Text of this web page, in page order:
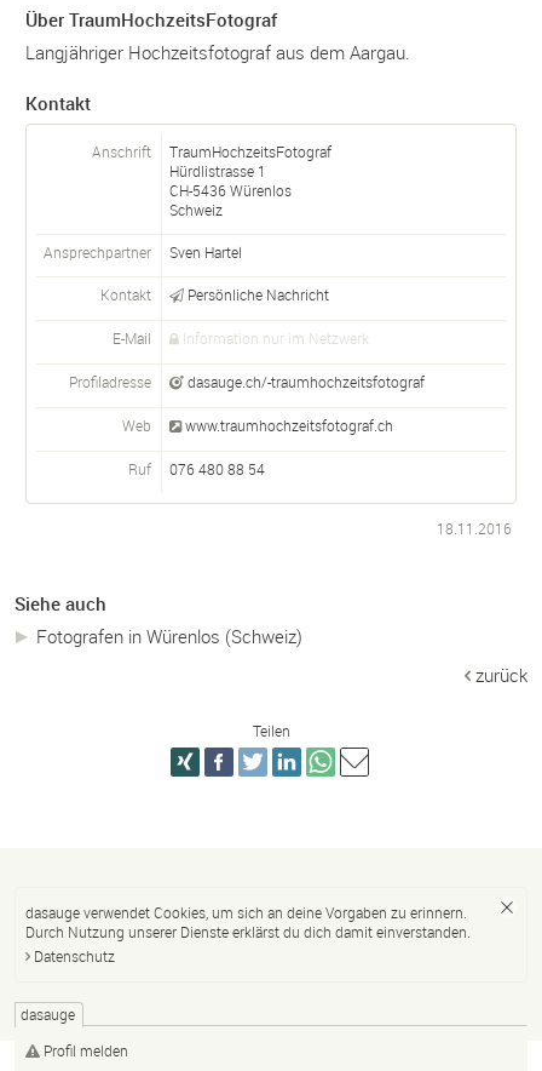
Über TraumHochzeitsFotograf
Langjähriger Hochzeitsfotograf aus dem Aargau.
Kontakt
Anschrift
TraumHochzeitsFotograf
Hürdlistrasse 1
CH-5436Würenlos
Schweiz
Ansprechpartner Sven Hartel
Kontakt Persönliche Nachricht
E-Mail Information nur im Netzwerk
Profiladresse dasauge.ch/-traumhochzeitsfotograf
Web www.traumhochzeitsfotograf.ch
Ruf 076 480 88 54
18.11.2016
Siehe auch
Fotografen in Würenlos (Schweiz)
zurück
Teilen
dasauge verwendet Cookies, um sich an deine Vorgaben zu erinnern.
Durch Nutzung unserer Dienste erklärst du dich damit einverstanden.
Datenschutz
dasauge
Profil melden